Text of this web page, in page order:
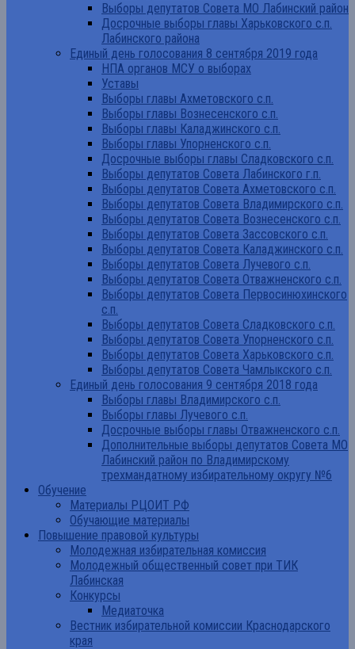
Выборы депутатов Совета МО Лабинский район
Досрочные выборы главы Харьковского с.п.
Лабинского района
Единый день голосования 8 сентября 2019 года
НПА органов МСУ о выборах
Уставы
Выборы главы Ахметовского с.п.
Выборы главы Вознесенского с.п.
Выборы главы Каладжинского с.п.
Выборы главы Упорненского с.п.
Досрочные выборы главы Сладковского с.п.
Выборы депутатов Совета Лабинского г.п.
Выборы депутатов Совета Ахметовского с.п.
Выборы депутатов Совета Владимирского с.п.
Выборы депутатов Совета Вознесенского с.п.
Выборы депутатов Совета Зассовского с.п.
Выборы депутатов Совета Каладжинского с.п.
Выборы депутатов Совета Лучевого с.п.
Выборы депутатов Совета Отважненского с.п.
Выборы депутатов Совета Первосинюхинского
с.п.
Выборы депутатов Совета Сладковского с.п.
Выборы депутатов Совета Упорненского с.п.
Выборы депутатов Совета Харьковского с.п.
Выборы депутатов Совета Чамлыкского с.п.
Единый день голосования 9 сентября 2018 года
Выборы главы Владимирского с.п.
Выборы главы Лучевого с.п.
Досрочные выборы главы Отважненского с.п.
Дополнительные выборы депутатов Совета МО
Лабинский район по Владимирскому
трехмандатному избирательному округу №6
Обучение
Материалы РЦОИТ РФ
Обучающие материалы
Повышение правовой культуры
Молодежная избирательная комиссия
Молодежный общественный совет при ТИК
Лабинская
Конкурсы
Медиаточка
Вестник избирательной комиссии Краснодарского
края